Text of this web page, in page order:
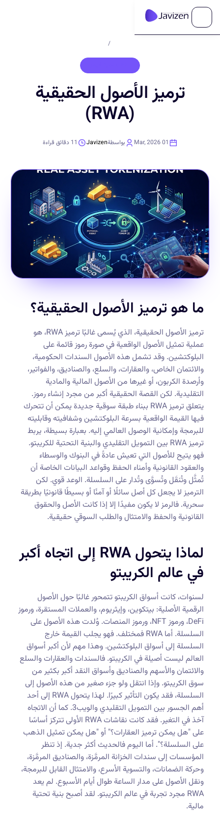
/
ترميز الأصول الحقيقية
(RWA)
01 Mar, 2026 بواسطةJavizen
11 دقائق قراءة
ما هو ترميز الأصول الحقيقية؟
ترميز الأصول الحقيقية، الذي يُسمى غالبًا ترميز RWA، هو
عملية تمثيل الأصول الواقعية في صورة رموز قائمة على
البلوكتشين. وقد تشمل هذه الأصول السندات الحكومية،
والائتمان الخاص، والعقارات، والسلع، والصناديق، والفواتير،
وأرصدة الكربون، أو غيرها من الأصول المالية والمادية
التقليدية. لكن القصة الحقيقية أكبر من مجرد إنشاء رموز.
يتعلق ترميز RWA ببناء طبقة سوقية جديدة يمكن أن تتحرك
فيها القيمة الواقعية بسرعة البلوكتشين وشفافيته وقابليته
للبرمجة وإمكانية الوصول العالمي إليه. بعبارة بسيطة، يربط
ترميز RWA بين التمويل التقليدي والبنية التحتية للكريبتو.
فهو يتيح للأصول التي تعيش عادةً في البنوك والوسطاء
والعقود القانونية وأمناء الحفظ وقواعد البيانات الخاصة أن
تُمثَّل وتُنقَل وتُسوَّى وتُدار على السلسلة. الوعد قوي. لكن
الترميز لا يجعل كل أصل سائلًا أو آمنًا أو بسيطًا قانونيًا بطريقة
سحرية. فالرمز لا يكون مفيدًا إلا إذا كانت الأصل والحقوق
القانونية والحفظ والامتثال والطلب السوقي حقيقية.
لماذا يتحول RWA إلى اتجاه أكبر
في عالم الكريبتو
لسنوات، كانت أسواق الكريبتو تتمحور غالبًا حول الأصول
الرقمية الأصلية: بيتكوين، وإيثريوم، والعملات المستقرة، ورموز
DeFi، ورموز NFT، ورموز المنصات. وُلدت هذه الأصول على
السلسلة. أما RWA فمختلف. فهو يجلب القيمة خارج
السلسلة إلى أسواق البلوكتشين. وهذا مهم لأن أكبر أسواق
العالم ليست أصيلة في الكريبتو. فالسندات والعقارات والسلع
والائتمان والأسهم والصناديق وأسواق النقد أكبر بكثير من
سوق الكريبتو. وإذا انتقل ولو جزء صغير من هذه الأصول إلى
السلسلة، فقد يكون التأثير كبيرًا. لهذا يتحول RWA إلى أحد
أهم الجسور بين التمويل التقليدي والويب3. كما أن الاتجاه
آخذ في التغير. فقد كانت نقاشات RWA الأولى تتركز أساسًا
على "هل يمكن ترميز العقارات؟" أو "هل يمكن تمثيل الذهب
على السلسلة؟". أما اليوم فالحديث أكثر جدية. إذ تنظر
المؤسسات إلى سندات الخزانة المرمَّزة، والصناديق المرمَّزة،
وحركة الضمانات، والتسوية الأسرع، والامتثال القابل للبرمجة،
ونقل الأصول على مدار الساعة طوال أيام الأسبوع. لم يعد
RWA مجرد تجربة في عالم الكريبتو. لقد أصبح بنية تحتية
مالية.